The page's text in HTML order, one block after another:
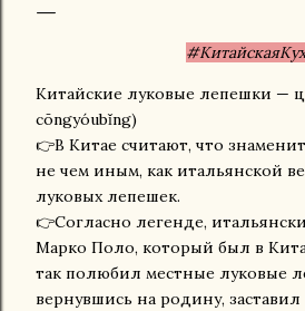
сумеречное зрение, защищает
предотвращает синдром сухого
иммунитета и кишечника:
полисахаридами. Эти вещества
защитные клетки организма и
— питанием для полезной
Защита нервной системы:
...
Китайские луковые лепешки —
cōngyóubǐng)
👉В Китае считают, что
не чем иным, как итальянской
луковых лепешек.
👉Согласно легенде,
Марко Поло, который был в
так полюбил местные луковые
вернувшись на родину, заставил